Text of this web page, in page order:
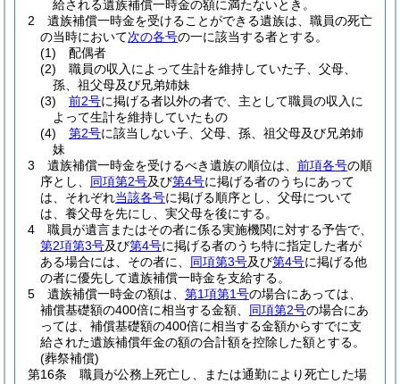
給される遺族補償一時金の額に満たないとき。
2
遺族補償一時金を受けることができる遺族は、職員の死亡
の当時において次の各号の一に該当する者とする。
(1)
配偶者
(2)
職員の収入によって生計を維持していた子、父母、
孫、祖父母及び兄弟姉妹
(3)
前2号に掲げる者以外の者で、主として職員の収入に
よって生計を維持していたもの
(4)
第2号に該当しない子、父母、孫、祖父母及び兄弟姉
妹
3
遺族補償一時金を受けるべき遺族の順位は、 前項各号の順
序とし、 同項第2号及び第4号に掲げる者のうちにあって
は、それぞれ当該各号に掲げる順序とし、父母について
は、養父母を先にし、実父母を後にする。
4
職員が遺言またはその者に係る実施機関に対する予告で、
第2項第3号及び第4号に掲げる者のうち特に指定した者が
ある場合には、その者に、 同項第3号及び第4号に掲げる他
の者に優先して遺族補償一時金を支給する。
5
遺族補償一時金の額は、 第1項第1号の場合にあっては、
補償基礎額の400倍に相当する金額、 同項第2号の場合にあ
っては、補償基礎額の400倍に相当する金額からすでに支
給された遺族補償年金の額の合計額を控除した額とする。
(葬祭補償)
第16条
職員が公務上死亡し、または通勤により死亡した場